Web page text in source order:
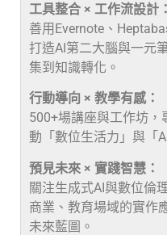
工具整合 × 工作流設計：
善用Evernote、
打造AI第二大腦與一元
集到知識轉化。
行動導向 × 教學有感：
500+場講座與工作坊
動「數位生活力」與「
預見未來 × 實踐智慧：
關注生成式AI與數位倫
商業、教育場域的實作
未來藍圖。